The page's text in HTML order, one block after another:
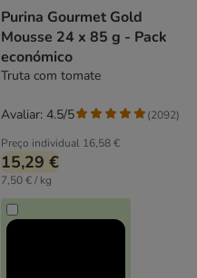
Purina Gourmet Gold
Mousse 24 x 85 g - Pack
económico
Truta com tomate
Preço individual 16,58 €
15,29 €
7,50 € / kg
Avaliar: 4.5/5 (2092)